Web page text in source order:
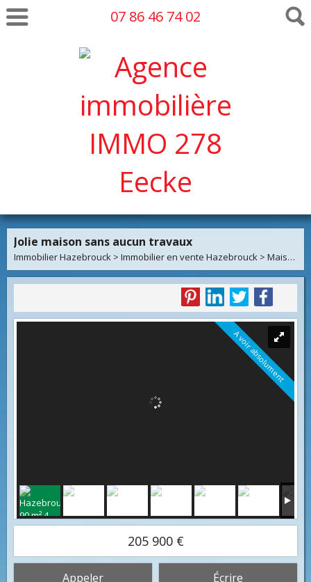
07 86 46 74 02
Jolie maison sans aucun travaux
Immobilier Hazebrouck > Immobilier en vente Hazebrouck > Maison Mitoyenne 1 côté en vente Hazebrouck
A voir absolument
205 900 €
Appeler Écrire